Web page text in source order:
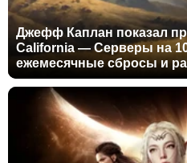
Джефф Каплан показал
California — Серверы на
ежемесячные сбросы и